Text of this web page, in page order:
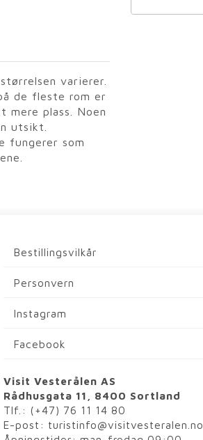
varierer.
de fleste rom er
plass. Noen
utsikt.
fungerer som
Bestillingsvilkår
Personvern
Instagram
Facebook
Visit Vesterålen AS
Rådhusgata 11, 8400 Sortland
Tlf.: (+47) 76 11 14 80
E-post: turistinfo@visitvesteralen.no